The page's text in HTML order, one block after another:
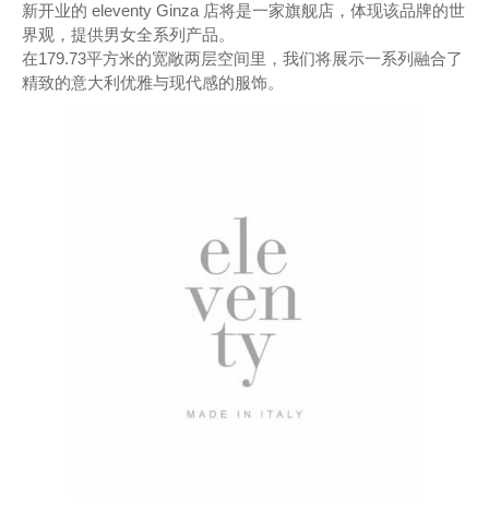
新开业的 eleventy Ginza 店将是一家旗舰店，体现该品牌的世
界观，提供男女全系列产品。
在179.73平方米的宽敞两层空间里，我们将展示一系列融合了
精致的意大利优雅与现代感的服饰。